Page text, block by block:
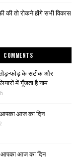
की तो रोकने होंगे सभी विकास
COMMENTS
तोड़-फोड़ के सटीक और
में गूँजता है नाम
आपका आज का दिन
आपका आज का दिन